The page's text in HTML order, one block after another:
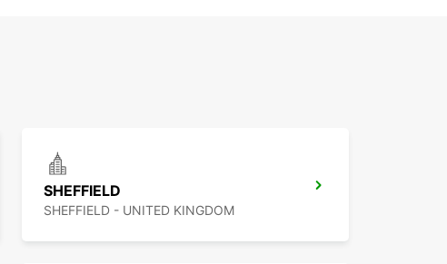
SHEFFIELD
SHEFFIELD - UNITED KINGDOM